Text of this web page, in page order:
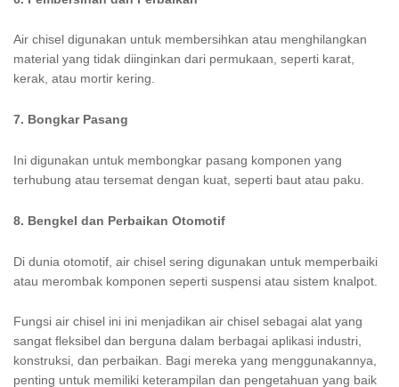
Air chisel digunakan untuk membersihkan atau menghilangkan
material yang tidak diinginkan dari permukaan, seperti karat,
kerak, atau mortir kering.
7. Bongkar Pasang
Ini digunakan untuk membongkar pasang komponen yang
terhubung atau tersemat dengan kuat, seperti baut atau paku.
8. Bengkel dan Perbaikan Otomotif
Di dunia otomotif, air chisel sering digunakan untuk memperbaiki
atau merombak komponen seperti suspensi atau sistem knalpot.
Fungsi air chisel ini ini menjadikan air chisel sebagai alat yang
sangat fleksibel dan berguna dalam berbagai aplikasi industri,
konstruksi, dan perbaikan. Bagi mereka yang menggunakannya,
penting untuk memiliki keterampilan dan pengetahuan yang baik